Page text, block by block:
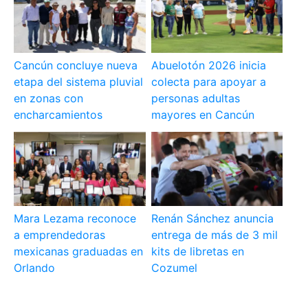
Cancún concluye nueva
etapa del sistema pluvial
en zonas con
encharcamientos
Abuelotón 2026 inicia
colecta para apoyar a
personas adultas
mayores en Cancún
Mara Lezama reconoce
a emprendedoras
mexicanas graduadas en
Orlando
Renán Sánchez anuncia
entrega de más de 3 mil
kits de libretas en
Cozumel